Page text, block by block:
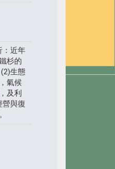
：近年
杉的
生態
氣候
及利
營與復